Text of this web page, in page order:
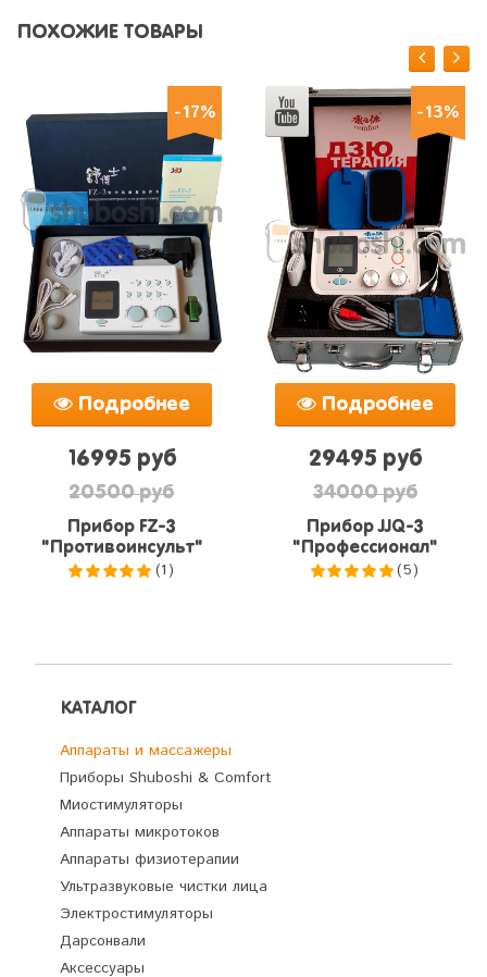
ПОХОЖИЕ ТОВАРЫ
-17%
Подробнее
16995 руб
20500 руб
Прибор FZ-3
"Противоинсульт"
(1)
-13%
Подробнее
29495 руб
34000 руб
Прибор JJQ-3
"Профессионал"
(5)
КАТАЛОГ
Аппараты и массажеры
Приборы Shuboshi & Comfort
Миостимуляторы
Аппараты микротоков
Аппараты физиотерапии
Ультразвуковые чистки лица
Электростимуляторы
Дарсонвали
Аксессуары